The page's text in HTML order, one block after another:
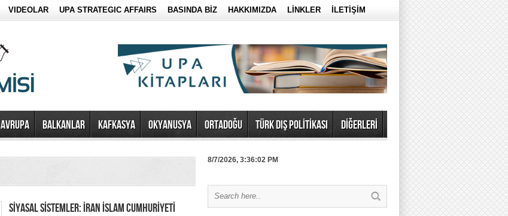
VIDEOLAR UPA STRATEGIC AFFAIRS BASINDA BİZ HAKKIMIZDA LİNKLER İLETİŞİM
AVRUPA BALKANLAR KAFKASYA OKYANUSYA ORTADOĞU TÜRK DIŞ POLİTİKASI DİĞERLERİ
SİYASAL SİSTEMLER: İRAN İSLAM CUMHURİYETİ
8/7/2026, 3:36:02 PM